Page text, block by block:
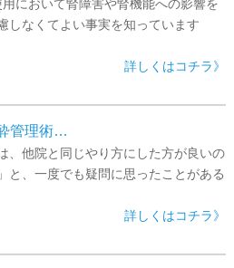
において腎障害や腎機能への影響を
しなくてよい事実を知っています
詳しくはコチラ》
管理術…
、他院と同じやり方にした方が良いの
と、一度でも疑問に思ったことがある
詳しくはコチラ》